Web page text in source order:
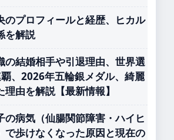
のプロフィールと経歴、ヒカル
を解説
の結婚相手や引退理由、世界選
、2026年五輪銀メダル、綺麗
理由を解説【最新情報】
の病気（仙腸関節障害・ハイヒ
で歩けなくなった原因と現在の